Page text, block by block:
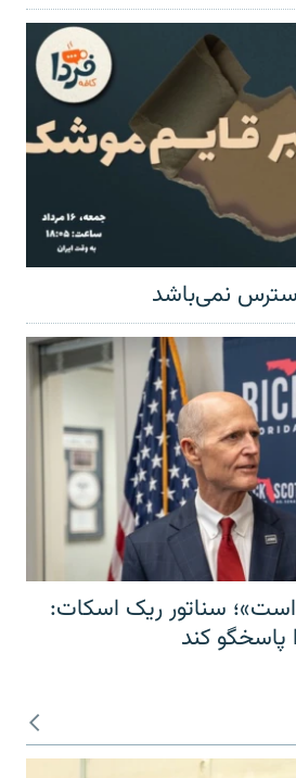
نمی‌باشد
است»؛ سناتور ریک اسکات:
پاسخگو کند